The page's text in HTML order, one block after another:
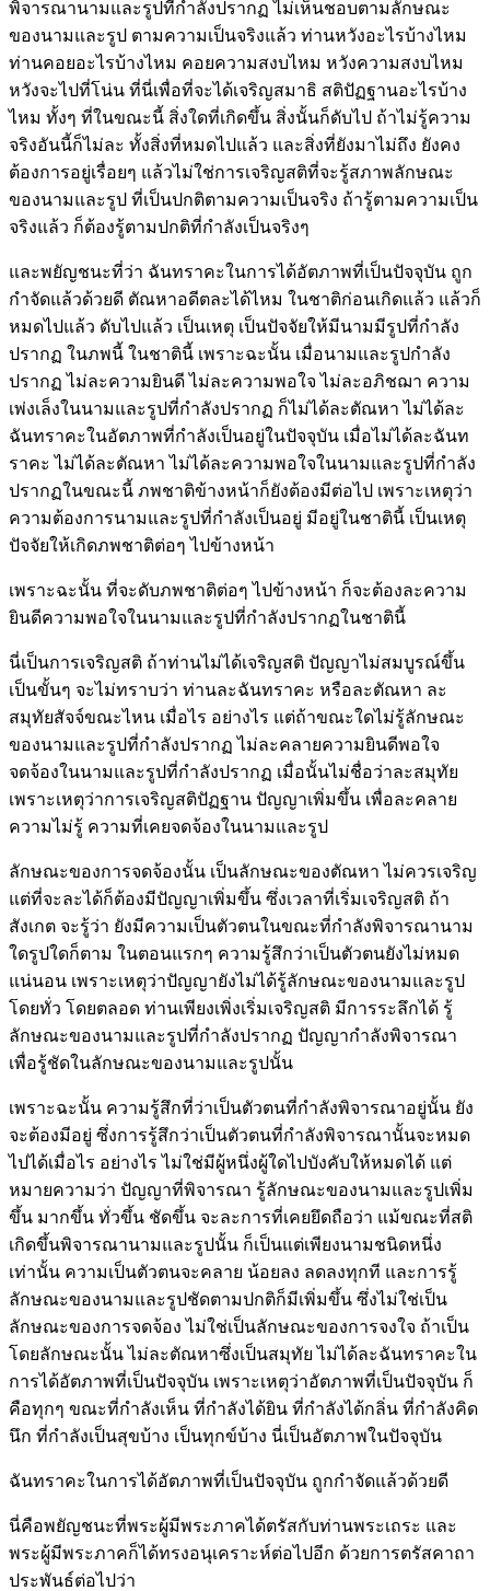
พิจารณานามและรูปที่กำลังปรากฏ ไม่เห็นชอบตามลักษณะ
ของนามและรูป ตามความเป็นจริงแล้ว ท่านหวังอะไรบ้างไหม
ท่านคอยอะไรบ้างไหม คอยความสงบไหม หวังความสงบไหม
หวังจะไปที่โน่น ที่นี่เพื่อที่จะได้เจริญสมาธิ สติปัฏฐานอะไรบ้าง
ไหม ทั้งๆ ที่ในขณะนี้ สิ่งใดที่เกิดขึ้น สิ่งนั้นก็ดับไป ถ้าไม่รู้ความ
จริงอันนี้ก็ไม่ละ ทั้งสิ่งที่หมดไปแล้ว และสิ่งที่ยังมาไม่ถึง ยังคง
ต้องการอยู่เรื่อยๆ แล้วไม่ใช่การเจริญสติที่จะรู้สภาพลักษณะ
ของนามและรูป ที่เป็นปกติตามความเป็นจริง ถ้ารู้ตามความเป็น
จริงแล้ว ก็ต้องรู้ตามปกติที่กำลังเป็นจริงๆ
และพยัญชนะที่ว่า ฉันทราคะในการได้อัตภาพที่เป็นปัจจุบัน ถูก
กำจัดแล้วด้วยดี ตัณหาอดีตละได้ไหม ในชาติก่อนเกิดแล้ว แล้วก็
หมดไปแล้ว ดับไปแล้ว เป็นเหตุ เป็นปัจจัยให้มีนามมีรูปที่กำลัง
ปรากฏ ในภพนี้ ในชาตินี้ เพราะฉะนั้น เมื่อนามและรูปกำลัง
ปรากฏ ไม่ละความยินดี ไม่ละความพอใจ ไม่ละอภิชฌา ความ
เพ่งเล็งในนามและรูปที่กำลังปรากฏ ก็ไม่ได้ละตัณหา ไม่ได้ละ
ฉันทราคะในอัตภาพที่กำลังเป็นอยู่ในปัจจุบัน เมื่อไม่ได้ละฉันท
ราคะ ไม่ได้ละตัณหา ไม่ได้ละความพอใจในนามและรูปที่กำลัง
ปรากฏในขณะนี้ ภพชาติข้างหน้าก็ยังต้องมีต่อไป เพราะเหตุว่า
ความต้องการนามและรูปที่กำลังเป็นอยู่ มีอยู่ในชาตินี้ เป็นเหตุ
ปัจจัยให้เกิดภพชาติต่อๆ ไปข้างหน้า
เพราะฉะนั้น ที่จะดับภพชาติต่อๆ ไปข้างหน้า ก็จะต้องละความ
ยินดีความพอใจในนามและรูปที่กำลังปรากฏในชาตินี้
นี่เป็นการเจริญสติ ถ้าท่านไม่ได้เจริญสติ ปัญญาไม่สมบูรณ์ขึ้น
เป็นขั้นๆ จะไม่ทราบว่า ท่านละฉันทราคะ หรือละตัณหา ละ
สมุทัยสัจจ์ขณะไหน เมื่อไร อย่างไร แต่ถ้าขณะใดไม่รู้ลักษณะ
ของนามและรูปที่กำลังปรากฏ ไม่ละคลายความยินดีพอใจ
จดจ้องในนามและรูปที่กำลังปรากฏ เมื่อนั้นไม่ชื่อว่าละสมุทัย
เพราะเหตุว่าการเจริญสติปัฏฐาน ปัญญาเพิ่มขึ้น เพื่อละคลาย
ความไม่รู้ ความที่เคยจดจ้องในนามและรูป
ลักษณะของการจดจ้องนั้น เป็นลักษณะของตัณหา ไม่ควรเจริญ
แต่ที่จะละได้ก็ต้องมีปัญญาเพิ่มขึ้น ซึ่งเวลาที่เริ่มเจริญสติ ถ้า
สังเกต จะรู้ว่า ยังมีความเป็นตัวตนในขณะที่กำลังพิจารณานาม
ใดรูปใดก็ตาม ในตอนแรกๆ ความรู้สึกว่าเป็นตัวตนยังไม่หมด
แน่นอน เพราะเหตุว่าปัญญายังไม่ได้รู้ลักษณะของนามและรูป
โดยทั่ว โดยตลอด ท่านเพียงเพิ่งเริ่มเจริญสติ มีการระลึกได้ รู้
ลักษณะของนามและรูปที่กำลังปรากฏ ปัญญากำลังพิจารณา
เพื่อรู้ชัดในลักษณะของนามและรูปนั้น
เพราะฉะนั้น ความรู้สึกที่ว่าเป็นตัวตนที่กำลังพิจารณาอยู่นั้น ยัง
จะต้องมีอยู่ ซึ่งการรู้สึกว่าเป็นตัวตนที่กำลังพิจารณานั้นจะหมด
ไปได้เมื่อไร อย่างไร ไม่ใช่มีผู้หนึ่งผู้ใดไปบังคับให้หมดได้ แต่
หมายความว่า ปัญญาที่พิจารณา รู้ลักษณะของนามและรูปเพิ่ม
ขึ้น มากขึ้น ทั่วขึ้น ชัดขึ้น จะละการที่เคยยึดถือว่า แม้ขณะที่สติ
เกิดขึ้นพิจารณานามและรูปนั้น ก็เป็นแต่เพียงนามชนิดหนึ่ง
เท่านั้น ความเป็นตัวตนจะคลาย น้อยลง ลดลงทุกที และการรู้
ลักษณะของนามและรูปชัดตามปกติก็มีเพิ่มขึ้น ซึ่งไม่ใช่เป็น
ลักษณะของการจดจ้อง ไม่ใช่เป็นลักษณะของการจงใจ ถ้าเป็น
โดยลักษณะนั้น ไม่ละตัณหาซึ่งเป็นสมุทัย ไม่ได้ละฉันทราคะใน
การได้อัตภาพที่เป็นปัจจุบัน เพราะเหตุว่าอัตภาพที่เป็นปัจจุบัน ก็
คือทุกๆ ขณะที่กำลังเห็น ที่กำลังได้ยิน ที่กำลังได้กลิ่น ที่กำลังคิด
นึก ที่กำลังเป็นสุขบ้าง เป็นทุกข์บ้าง นี่เป็นอัตภาพในปัจจุบัน
ฉันทราคะในการได้อัตภาพที่เป็นปัจจุบัน ถูกกำจัดแล้วด้วยดี
นี่คือพยัญชนะที่พระผู้มีพระภาคได้ตรัสกับท่านพระเถระ และ
พระผู้มีพระภาคก็ได้ทรงอนุเคราะห์ต่อไปอีก ด้วยการตรัสคาถา
ประพันธ์ต่อไปว่า